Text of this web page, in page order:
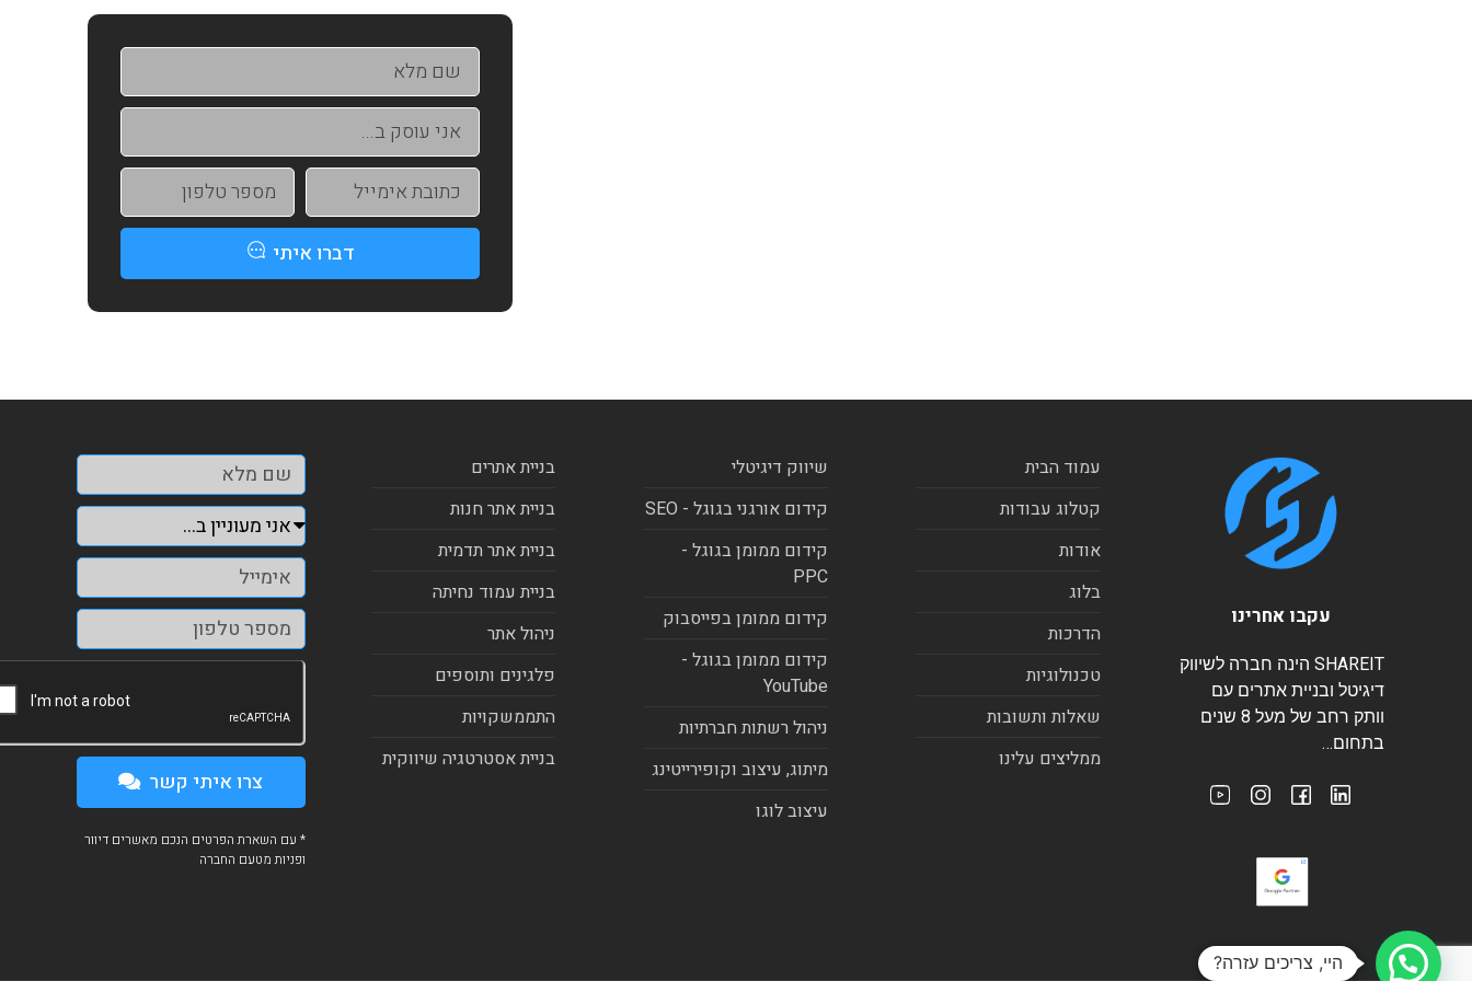
דברו איתי
עקבו אחרינו
SHAREIT הינה חברה לשיווק
דיגיטל ובניית אתרים עם
וותק רחב של מעל 8 שנים
בתחום…
עמוד הבית
קטלוג עבודות
אודות
בלוג
הדרכות
טכנולוגיות
שאלות ותשובות
ממליצים עלינו
שיווק דיגיטלי
קידום אורגני בגוגל - SEO
קידום ממומן בגוגל -
PPC
קידום ממומן בפייסבוק
קידום ממומן בגוגל -
YouTube
ניהול רשתות חברתיות
מיתוג, עיצוב וקופירייטינג
עיצוב לוגו
בניית אתרים
בניית אתר חנות
בניית אתר תדמית
בניית עמוד נחיתה
ניהול אתר
פלגינים ותוספים
התממשקויות
בניית אסטרטגיה שיווקית
צרו איתי קשר
* עם השארת הפרטים הנכם מאשרים דיוור
ופניות מטעם החברה
היי, צריכים עזרה?